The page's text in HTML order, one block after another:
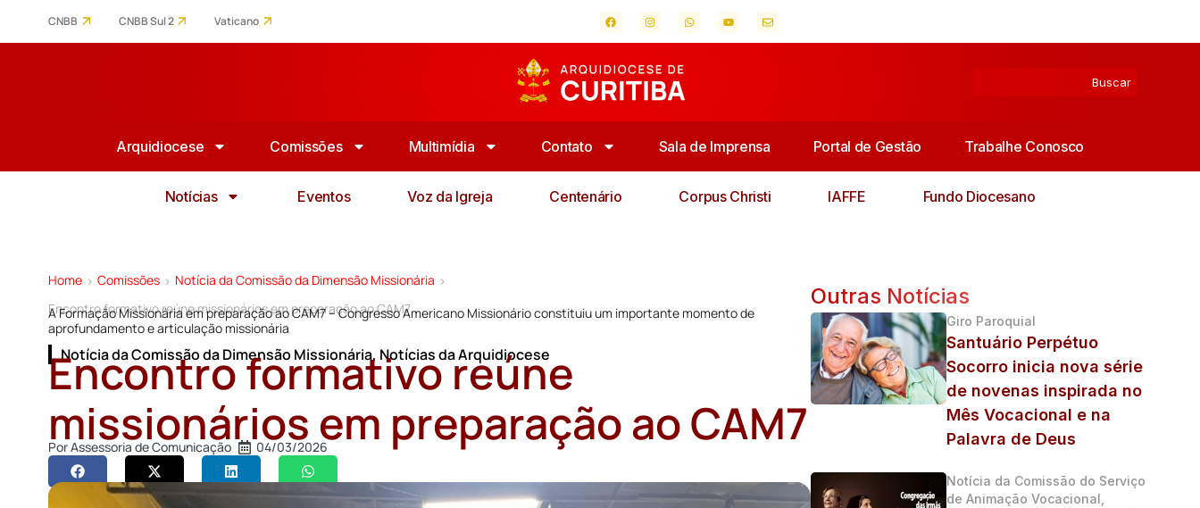
CNBB CNBB Sul 2 Vaticano
Arquidiocese Comissões Multimídia Contato Sala de Imprensa Portal de Gestão Trabalhe Conosco
Notícias Eventos Voz da Igreja Centenário Corpus Christi IAFFE Fundo Diocesano
Home > Comissões > Notícia da Comissão da Dimensão Missionária >
Encontro formativo reúne missionários em preparação ao CAM7
A Formação Missionária em preparação ao CAM7 – Congresso Americano Missionário constituiu um importante momento de
aprofundamento e articulação missionária
Notícia da Comissão da Dimensão Missionária, Notícias da Arquidiocese
Encontro formativo reúne
missionários em preparação ao CAM7
PorAssessoria de Comunicação 04/03/2026
Outras Notícias
Giro Paroquial
Santuário Perpétuo
Socorro inicia nova série
de novenas inspirada no
Mês Vocacional e na
Palavra de Deus
Notícia da Comissão do Serviço
de Animação Vocacional,